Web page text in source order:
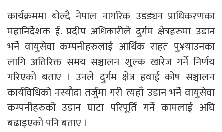
कार्यक्रममा बोल्दै नेपाल नागरिक उडड्यन प्राधिकरणका
महानिर्देशक ई. प्रदीप अधिकारीले दुर्गम क्षेत्रहरुमा उडान
भर्ने वायुसेवा कम्पनीहरुलाई आर्थिक राहत पु¥याउनका
लागि अतिरिक्त समय सञ्चालन शुल्क खारेज गर्ने निर्णय
गरिएको बताए । उनले दुर्गम क्षेत्र हवाई कोष सञ्चालन
कार्यविधिको मस्यौदा तर्जुमा गरी त्यहाँ उडान भर्ने वायुसेवा
कम्पनीहरुको उडान घाटा परिपूर्ति गर्ने कामलाई अघि
बढाइएको पनि बताए ।